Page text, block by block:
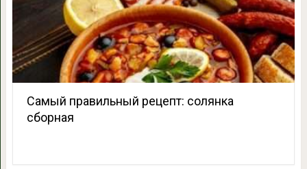
Самый правильный рецепт: солянка
сборная